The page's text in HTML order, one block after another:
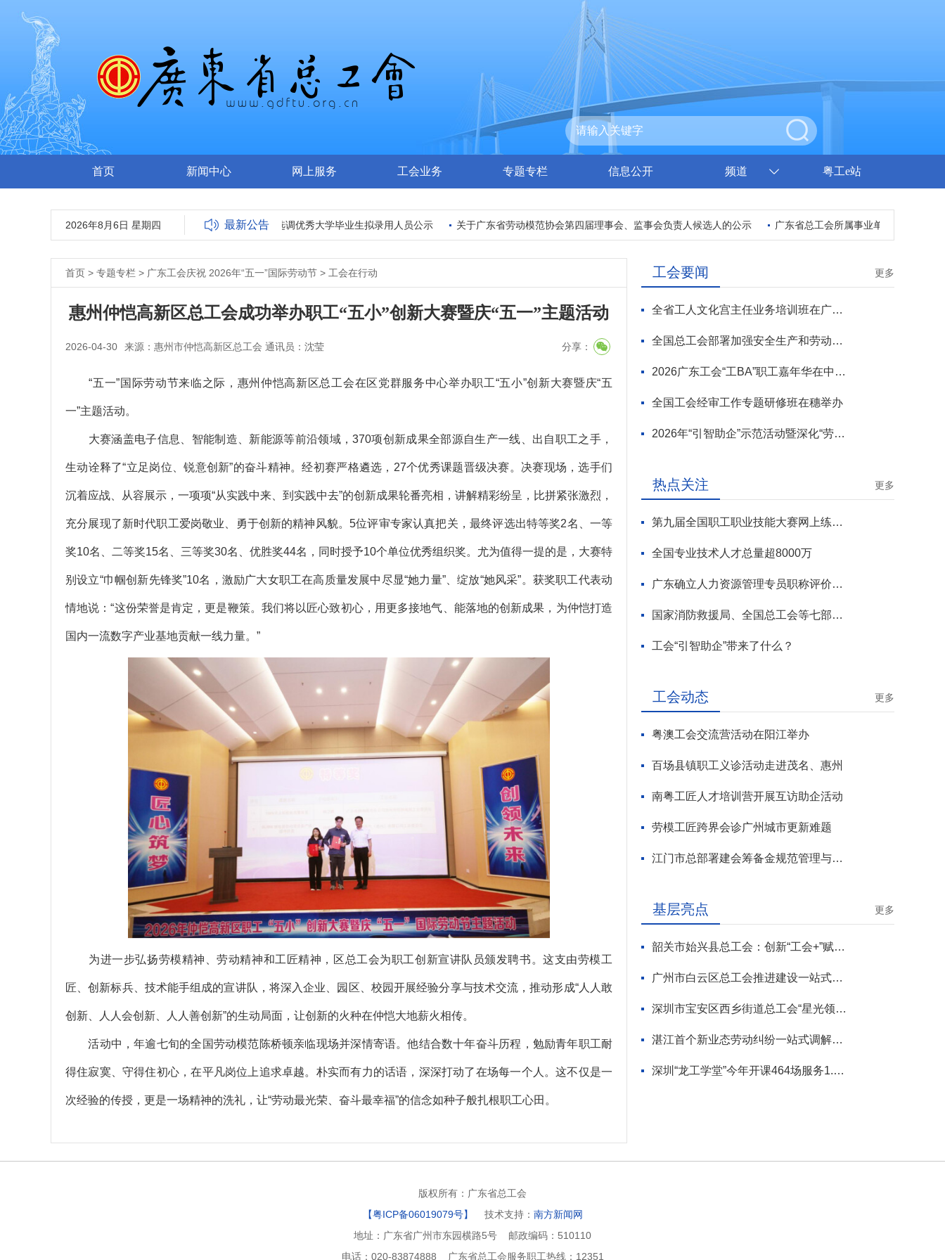
首页 新闻中心 网上服务 工会业务 专题专栏 信息公开 频道 粤工e站
2026年8月6日 星期四 最新公告
广东省总工会2026年选调优秀大学毕业生拟录用人员公示 关于广东省劳动模范协会第四届理事会、监事会负责人候选人的公示 广东省总工会所属事业单位2026年集中
首页 > 专题专栏 > 广东工会庆祝 2026年“五一”国际劳动节 > 工会在行动
惠州仲恺高新区总工会成功举办职工“五小”创新大赛暨庆“五一”主题活动
2026-04-30 来源：惠州市仲恺高新区总工会 通讯员：沈莹 分享：
“五一”国际劳动节来临之际，惠州仲恺高新区总工会在区党群服务中心举办职工“五小”创新大赛暨庆“五
一”主题活动。
大赛涵盖电子信息、智能制造、新能源等前沿领域，370项创新成果全部源自生产一线、出自职工之手，
生动诠释了“立足岗位、锐意创新”的奋斗精神。经初赛严格遴选，27个优秀课题晋级决赛。决赛现场，选手们
沉着应战、从容展示，一项项“从实践中来、到实践中去”的创新成果轮番亮相，讲解精彩纷呈，比拼紧张激烈，
充分展现了新时代职工爱岗敬业、勇于创新的精神风貌。5位评审专家认真把关，最终评选出特等奖2名、一等
奖10名、二等奖15名、三等奖30名、优胜奖44名，同时授予10个单位优秀组织奖。尤为值得一提的是，大赛特
别设立“巾帼创新先锋奖”10名，激励广大女职工在高质量发展中尽显“她力量”、绽放“她风采”。 获奖职工代表动
情地说：“这份荣誉是肯定，更是鞭策。我们将以匠心致初心，用更多接地气、能落地的创新成果，为仲恺打造
国内一流数字产业基地贡献一线力量。”
为进一步弘扬劳模精神、劳动精神和工匠精神，区总工会为职工创新宣讲队员颁发聘书。这支由劳模工
匠、创新标兵、技术能手组成的宣讲队，将深入企业、园区、校园开展经验分享与技术交流，推动形成“人人敢
创新、人人会创新、人人善创新”的生动局面，让创新的火种在仲恺大地薪火相传。
活动中，年逾七旬的全国劳动模范陈桥顿亲临现场并深情寄语。他结合数十年奋斗历程，勉励青年职工耐
得住寂寞、守得住初心，在平凡岗位上追求卓越。朴实而有力的话语，深深打动了在场每一个人。这不仅是一
次经验的传授，更是一场精神的洗礼，让“劳动最光荣、奋斗最幸福”的信念如种子般扎根职工心田。
工会要闻 更多
全省工人文化宫主任业务培训班在广州开班
全国总工会部署加强安全生产和劳动保护工作
2026广东工会“工BA”职工嘉年华在中山举行
全国工会经审工作专题研修班在穗举办
2026年“引智助企”示范活动暨深化“劳模工匠进万企”专项行动启动
热点关注 更多
第九届全国职工职业技能大赛网上练兵正式启动
全国专业技术人才总量超8000万
广东确立人力资源管理专员职称评价标准
国家消防救援局、全国总工会等七部门联合部署 开展全民消防安全素质提升行动
工会“引智助企”带来了什么？
工会动态 更多
粤澳工会交流营活动在阳江举办
百场县镇职工义诊活动走进茂名、惠州
南粤工匠人才培训营开展互访助企活动
劳模工匠跨界会诊广州城市更新难题
江门市总部署建会筹备金规范管理与基层工会组建攻坚行动
基层亮点 更多
韶关市始兴县总工会：创新“工会+”赋能模式 为“百千万工程”蓄势添力
广州市白云区总工会推进建设一站式调解平台
深圳市宝安区西乡街道总工会“星光领航”品牌首场活动走进企业
湛江首个新业态劳动纠纷一站式调解平台揭牌
深圳“龙工学堂”今年开课464场服务1.2万职工
版权所有：广东省总工会
【粤ICP备06019079号】
技术支持： 南方新闻网
地址：广东省广州市东园横路5号 邮政编码：510110
电话：020-83874888 广东省总工会服务职工热线：12351